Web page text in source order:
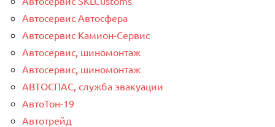
Автосервис Автосфера
Автосервис Камион-Сервис
Автосервис, шиномонтаж
Автосервис, шиномонтаж
АВТОСПАС, служба эвакуации
АвтоТон-19
Автотрейд